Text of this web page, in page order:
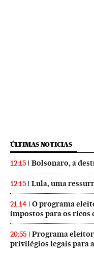
ÚLTIMAS NOTICIAS
12:15 Bolsonaro, a
12:15 Lula, uma
21:14
O programa
impostos para os ricos
20:55
Programa
privilégios legais para